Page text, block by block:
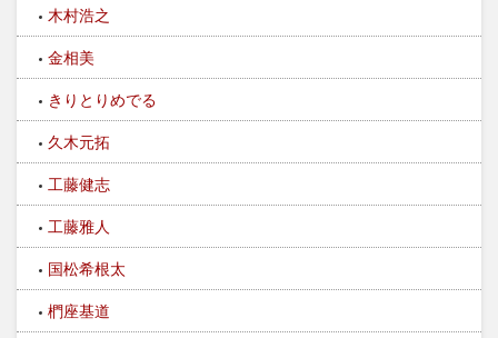
木村浩之
金相美
きりとりめでる
久木元拓
工藤健志
工藤雅人
国松希根太
椚座基道